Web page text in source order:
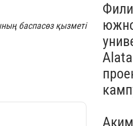
баспасөз қызметі